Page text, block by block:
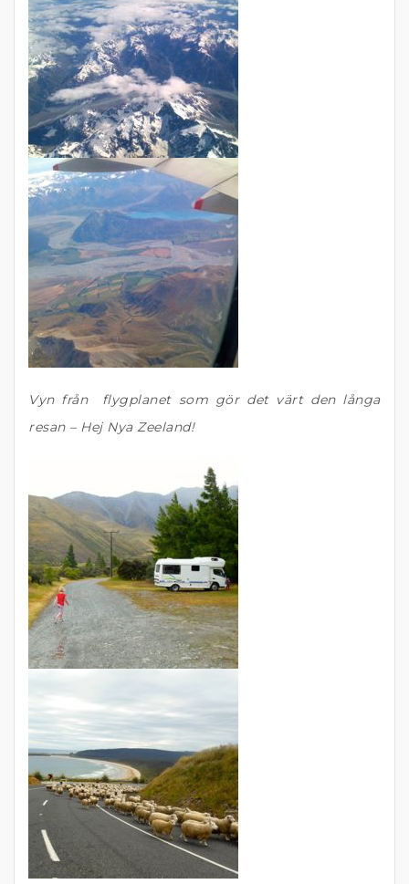
Vyn från flygplanet som gör det värt den långa
resan – Hej Nya Zeeland!